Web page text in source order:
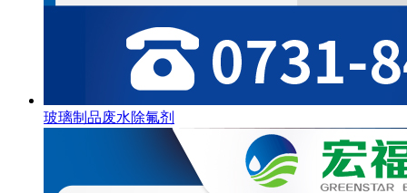
玻璃制品废水除氟剂